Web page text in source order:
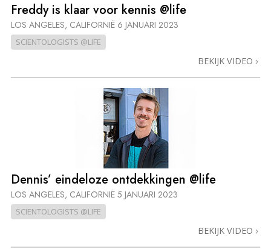
Freddy is klaar voor kennis @life
LOS ANGELES, CALIFORNIË 6 JANUARI 2023
SCIENTOLOGISTS @LIFE
BEKIJK VIDEO
Dennis’ eindeloze ontdekkingen @life
LOS ANGELES, CALIFORNIË 5 JANUARI 2023
SCIENTOLOGISTS @LIFE
BEKIJK VIDEO